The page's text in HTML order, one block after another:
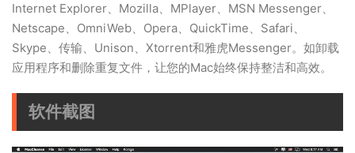
Internet Explorer、Mozilla、MPlayer、MSN Messenger、
Netscape、OmniWeb、Opera、QuickTime、Safari、
Skype、传输、Unison、Xtorrent和雅虎Messenger。如卸载
应用程序和删除重复文件，让您的Mac始终保持整洁和高效。
软件截图